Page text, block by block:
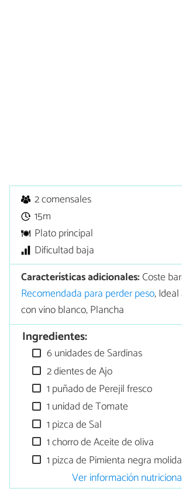
2 comensales
15m
Plato principal
Dificultad baja
Características adicionales:Coste
Recomendada para perder peso,
con vino blanco, Plancha
Ingredientes:
6 unidades de Sardinas
2 dientes de Ajo
1 puñado de Perejil fresco
1 unidad de Tomate
1 pizca de Sal
1 chorro de Aceite de oliva
1 pizca de Pimienta negra molida
Ver información